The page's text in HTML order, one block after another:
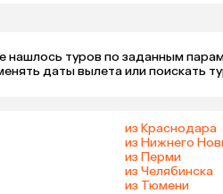
нашлось туров по заданным
даты вылета или поискать
из Краснодара
из Нижнего
из Перми
из Челябинска
из Тюмени